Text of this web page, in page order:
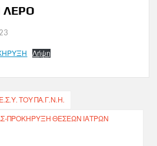
ΛΕΡΟ
Λήψη
ΤΟΥ ΠΑ.Γ.Ν.Η.
ΠΡΟΚΗΡΥΞΗ ΘΕΣΕΩΝ ΙΑΤΡΩΝ